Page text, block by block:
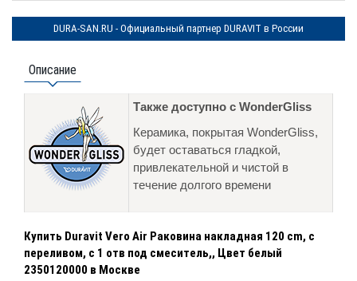
DURA-SAN.RU - Официальный партнер DURAVIT в России
Описание
Также доступно с WonderGliss
Керамика, покрытая WonderGliss,
будет оставаться гладкой,
привлекательной и чистой в
течение долгого времени
Купить Duravit Vero Air Раковина накладная 120 cm, с
переливом, с 1 отв под смеситель,, Цвет белый
2350120000 в Москве